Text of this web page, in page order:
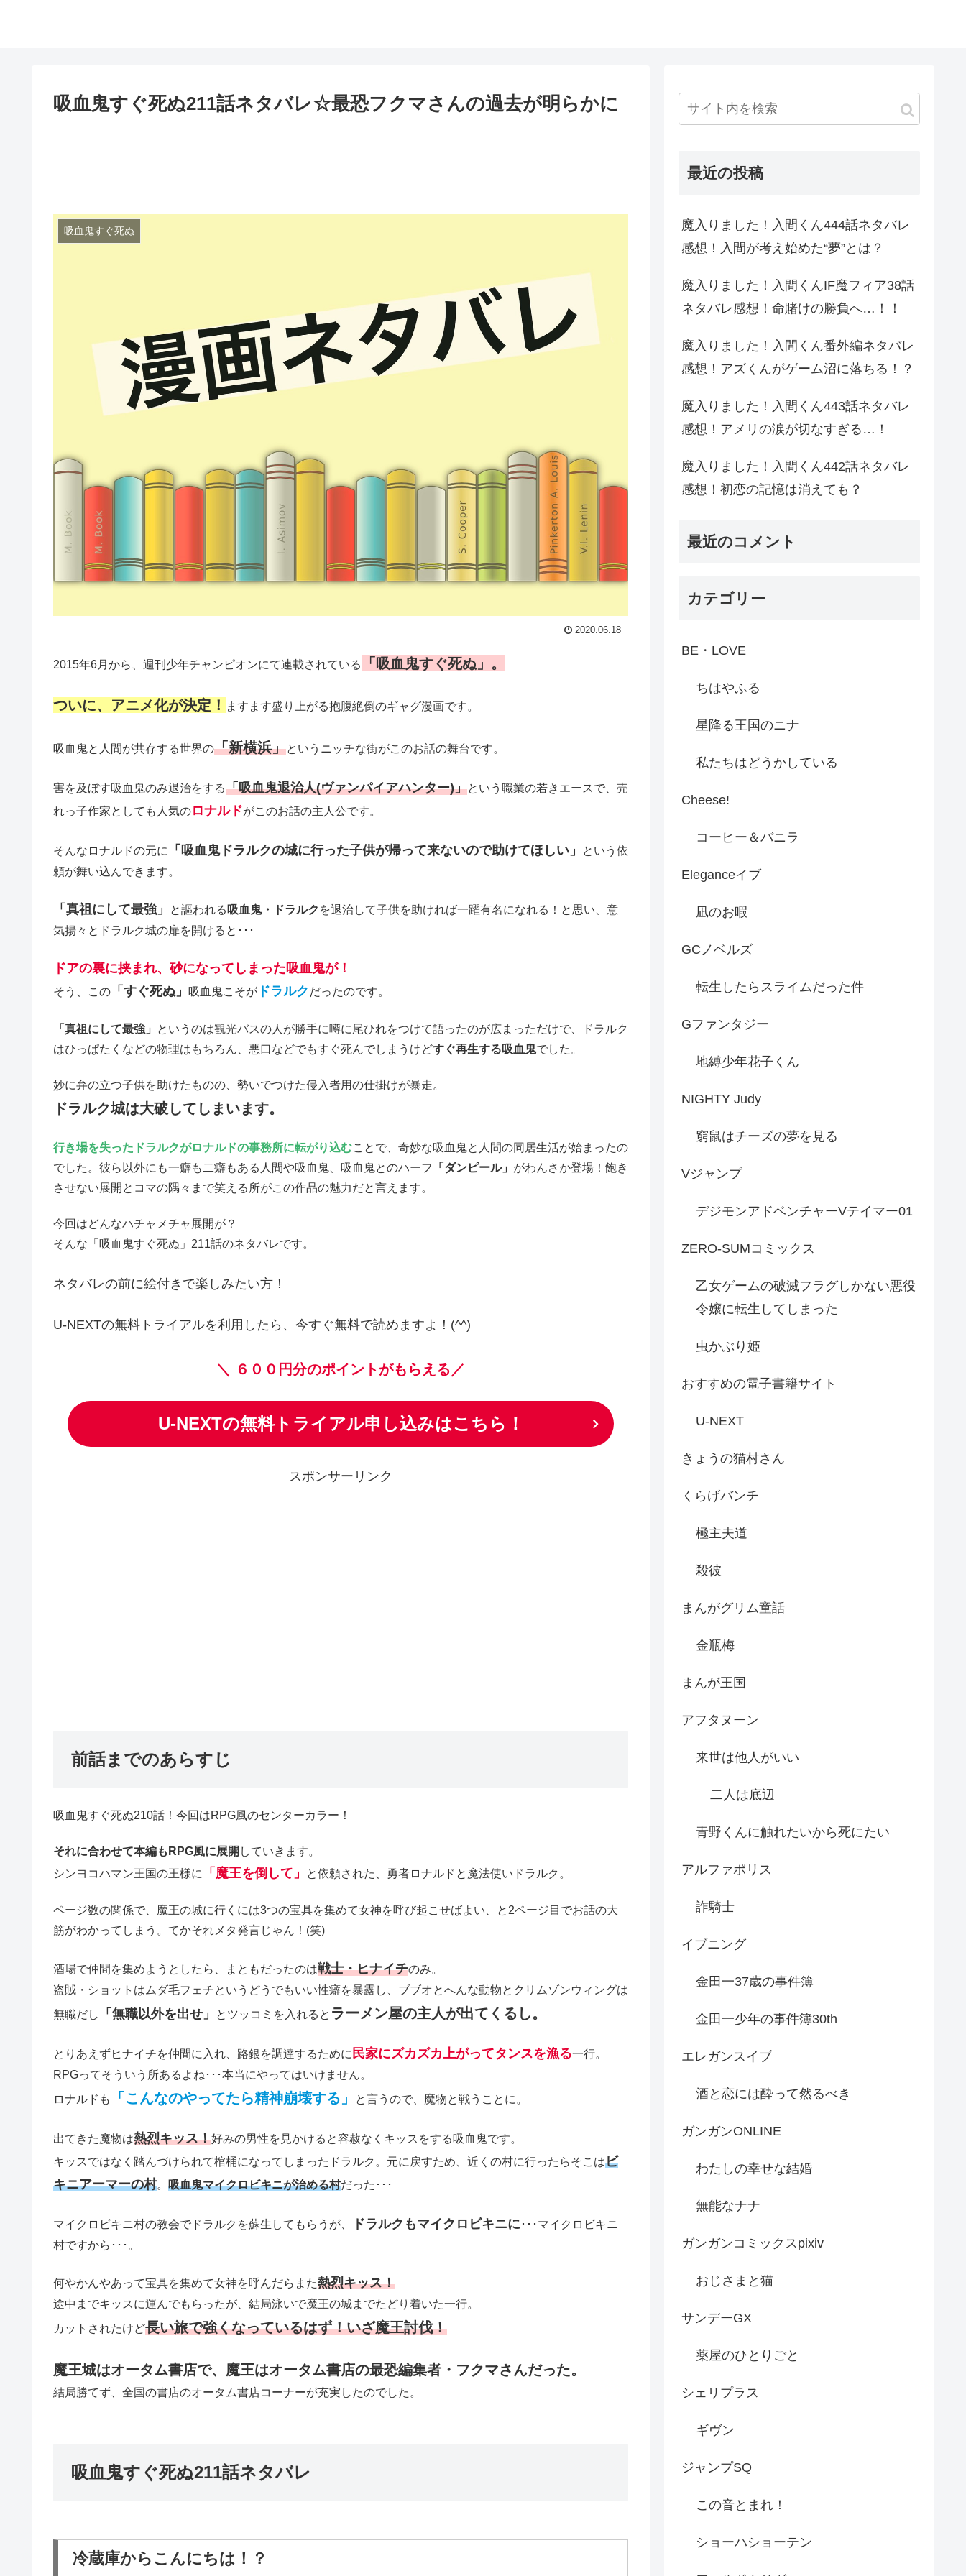
吸血鬼すぐ死ぬ211話ネタバレ☆最恐フクマさんの過去が明らかに
吸血鬼すぐ死ぬ
2020.06.18
2015年6月から、週刊少年チャンピオンにて連載されている 「吸血鬼すぐ死ぬ」。
ついに、アニメ化が決定！ ますます盛り上がる抱腹絶倒のギャグ漫画です。
吸血鬼と人間が共存する世界の「新横浜」というニッチな街がこのお話の舞台です。
害を及ぼす吸血鬼のみ退治をする「吸血鬼退治人(ヴァンパイアハンター)」という職業の若きエースで、売
れっ子作家としても人気のロナルドがこのお話の主人公です。
そんなロナルドの元に 「吸血鬼ドラルクの城に行った子供が帰って来ないので助けてほしい」
という依
頼が舞い込んできます。
「真祖にして最強」 と謳われる 吸血鬼・ドラルク を退治して子供を助ければ一躍有名になれる！と思い、意
気揚々とドラルク城の扉を開けると･･･
ドアの裏に挟まれ、砂になってしまった吸血鬼が！
そう、この 「すぐ死ぬ」 吸血鬼こそが ドラルクだったのです。
「真祖にして最強」
というのは観光バスの人が勝手に噂に尾ひれをつけて語ったのが広まっただけで、ドラルク
はひっぱたくなどの物理はもちろん、悪口などでもすぐ死んでしまうけどすぐ再生する吸血鬼でした。
妙に弁の立つ子供を助けたものの、勢いでつけた侵入者用の仕掛けが暴走。
ドラルク城は大破してしまいます。
行き場を失ったドラルクがロナルドの事務所に転がり込むことで、奇妙な吸血鬼と人間の同居生活が始まったの
でした。彼ら以外にも一癖も二癖もある人間や吸血鬼、吸血鬼とのハーフ
「ダンピール」 がわんさか登場！飽き
させない展開とコマの隅々まで笑える所がこの作品の魅力だと言えます。
今回はどんなハチャメチャ展開が？
そんな「吸血鬼すぐ死ぬ」211話のネタバレです。
ネタバレの前に絵付きで楽しみたい方！
U-NEXTの無料トライアルを利用したら、今すぐ無料で読めますよ！(^^)
＼ ６００円分のポイントがもらえる／
U-NEXTの無料トライアル申し込みはこちら！
スポンサーリンク
前話までのあらすじ
吸血鬼すぐ死ぬ210話！今回はRPG風のセンターカラー！
それに合わせて本編もRPG風に展開 していきます。
シンヨコハマン王国の王様に
「魔王を倒して」 と依頼された、勇者ロナルドと魔法使いドラルク。
ページ数の関係で、魔王の城に行くには3つの宝具を集めて女神を呼び起こせばよい、と2ページ目でお話の大
筋がわかってしまう。てかそれメタ発言じゃん！(笑)
酒場で仲間を集めようとしたら、まともだったのは戦士・ヒナイチのみ。
盗賊・ショットはムダ毛フェチというどうでもいい性癖を暴露し、ブブオとへんな動物とクリムゾンウィングは
無職だし
「無職以外を出せ」 とツッコミを入れると ラーメン屋の主人が出てくるし。
とりあえずヒナイチを仲間に入れ、路銀を調達するために民家にズカズカ上がってタンスを漁る一行。
RPGってそういう所あるよね･･･本当にやってはいけません。
ロナルドも
「こんなのやってたら精神崩壊する」 と言うので、魔物と戦うことに。
出てきた魔物は熱烈キッス！好みの男性を見かけると容赦なくキッスをする吸血鬼です。
キッスではなく踏んづけられて棺桶になってしまったドラルク。元に戻すため、近くの村に行ったらそこはビ
キニアーマーの村。 吸血鬼マイクロビキニが治める村だった･･･
マイクロビキニ村の教会でドラルクを蘇生してもらうが、 ドラルクもマイクロビキニに ･･･マイクロビキニ
村ですから･･･。
何やかんやあって宝具を集めて女神を呼んだらまた熱烈キッス！
途中までキッスに運んでもらったが、結局泳いで魔王の城までたどり着いた一行。
カットされたけど長い旅で強くなっているはず！いざ魔王討伐！
魔王城はオータム書店で、魔王はオータム書店の最恐編集者・フクマさんだった。
結局勝てず、全国の書店のオータム書店コーナーが充実したのでした。
吸血鬼すぐ死ぬ211話ネタバレ
冷蔵庫からこんにちは！？
最近の投稿
魔入りました！入間くん444話ネタバレ
感想！入間が考え始めた“夢”とは？
魔入りました！入間くんIF魔フィア38話
ネタバレ感想！命賭けの勝負へ…！！
魔入りました！入間くん番外編ネタバレ
感想！アズくんがゲーム沼に落ちる！？
魔入りました！入間くん443話ネタバレ
感想！アメリの涙が切なすぎる…！
魔入りました！入間くん442話ネタバレ
感想！初恋の記憶は消えても？
最近のコメント
カテゴリー
BE・LOVE
ちはやふる
星降る王国のニナ
私たちはどうかしている
Cheese!
コーヒー＆バニラ
Eleganceイブ
凪のお暇
GCノベルズ
転生したらスライムだった件
Gファンタジー
地縛少年花子くん
NIGHTY Judy
窮鼠はチーズの夢を見る
Vジャンプ
デジモンアドベンチャーVテイマー01
ZERO-SUMコミックス
乙女ゲームの破滅フラグしかない悪役
令嬢に転生してしまった
虫かぶり姫
おすすめの電子書籍サイト
U-NEXT
きょうの猫村さん
くらげバンチ
極主夫道
殺彼
まんがグリム童話
金瓶梅
まんが王国
アフタヌーン
来世は他人がいい
二人は底辺
青野くんに触れたいから死にたい
アルファポリス
詐騎士
イブニング
金田一37歳の事件簿
金田一少年の事件簿30th
エレガンスイブ
酒と恋には酔って然るべき
ガンガンONLINE
わたしの幸せな結婚
無能なナナ
ガンガンコミックスpixiv
おじさまと猫
サンデーGX
薬屋のひとりごと
シェリプラス
ギヴン
ジャンプSQ
この音とまれ！
ショーハショーテン